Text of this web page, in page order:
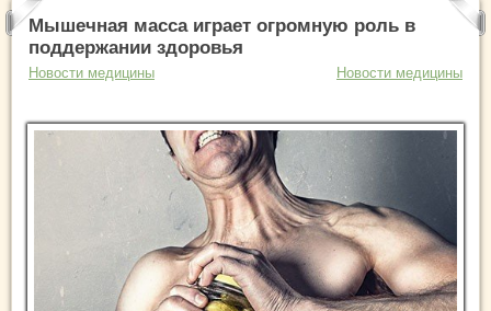
Мышечная масса играет огромную роль в
поддержании здоровья
Новости медицины Новости медицины